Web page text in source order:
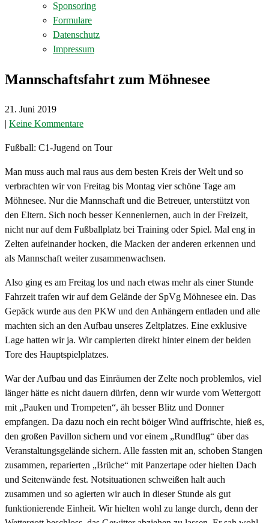
Sponsoring
Formulare
Datenschutz
Impressum
Mannschaftsfahrt zum Möhnesee
21. Juni 2019
| Keine Kommentare
Fußball: C1-Jugend on Tour
Man muss auch mal raus aus dem besten Kreis der Welt und so
verbrachten wir von Freitag bis Montag vier schöne Tage am
Möhnesee. Nur die Mannschaft und die Betreuer, unterstützt von
den Eltern. Sich noch besser Kennenlernen, auch in der Freizeit,
nicht nur auf dem Fußballplatz bei Training oder Spiel. Mal eng in
Zelten aufeinander hocken, die Macken der anderen erkennen und
als Mannschaft weiter zusammenwachsen.
Also ging es am Freitag los und nach etwas mehr als einer Stunde
Fahrzeit trafen wir auf dem Gelände der SpVg Möhnesee ein. Das
Gepäck wurde aus den PKW und den Anhängern entladen und alle
machten sich an den Aufbau unseres Zeltplatzes. Eine exklusive
Lage hatten wir ja. Wir campierten direkt hinter einem der beiden
Tore des Hauptspielplatzes.
War der Aufbau und das Einräumen der Zelte noch problemlos, viel
länger hätte es nicht dauern dürfen, denn wir wurde vom Wettergott
mit „Pauken und Trompeten“, äh besser Blitz und Donner
empfangen. Da dazu noch ein recht böiger Wind auffrischte, hieß es,
den großen Pavillon sichern und vor einem „Rundflug“ über das
Veranstaltungsgelände sichern. Alle fassten mit an, schoben Stangen
zusammen, reparierten „Brüche“ mit Panzertape oder hielten Dach
und Seitenwände fest. Notsituationen schweißen halt auch
zusammen und so agierten wir auch in dieser Stunde als gut
funktionierende Einheit. Wir hielten wohl zu lange durch, denn der